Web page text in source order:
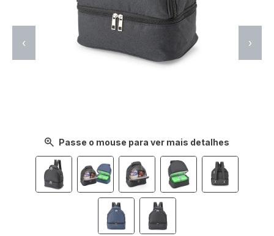
Passe o mouse para ver mais detalhes
‹ ›